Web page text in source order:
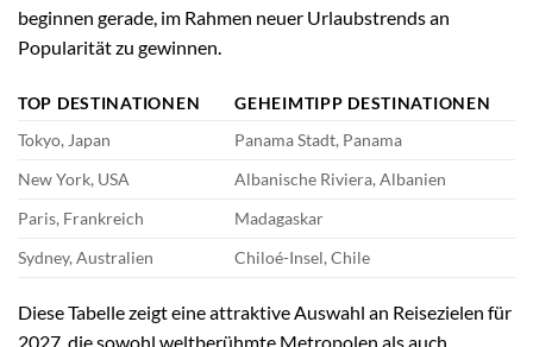
beginnen gerade, im Rahmen neuer Urlaubstrends an
Popularität zu gewinnen.
TOP DESTINATIONEN
GEHEIMTIPP DESTINATIONEN
Tokyo, Japan
Panama Stadt, Panama
New York, USA
Albanische Riviera, Albanien
Paris, Frankreich
Madagaskar
Sydney, Australien
Chiloé-Insel, Chile
Diese Tabelle zeigt eine attraktive Auswahl an Reisezielen für
2027, die sowohl weltberühmte Metropolen als auch